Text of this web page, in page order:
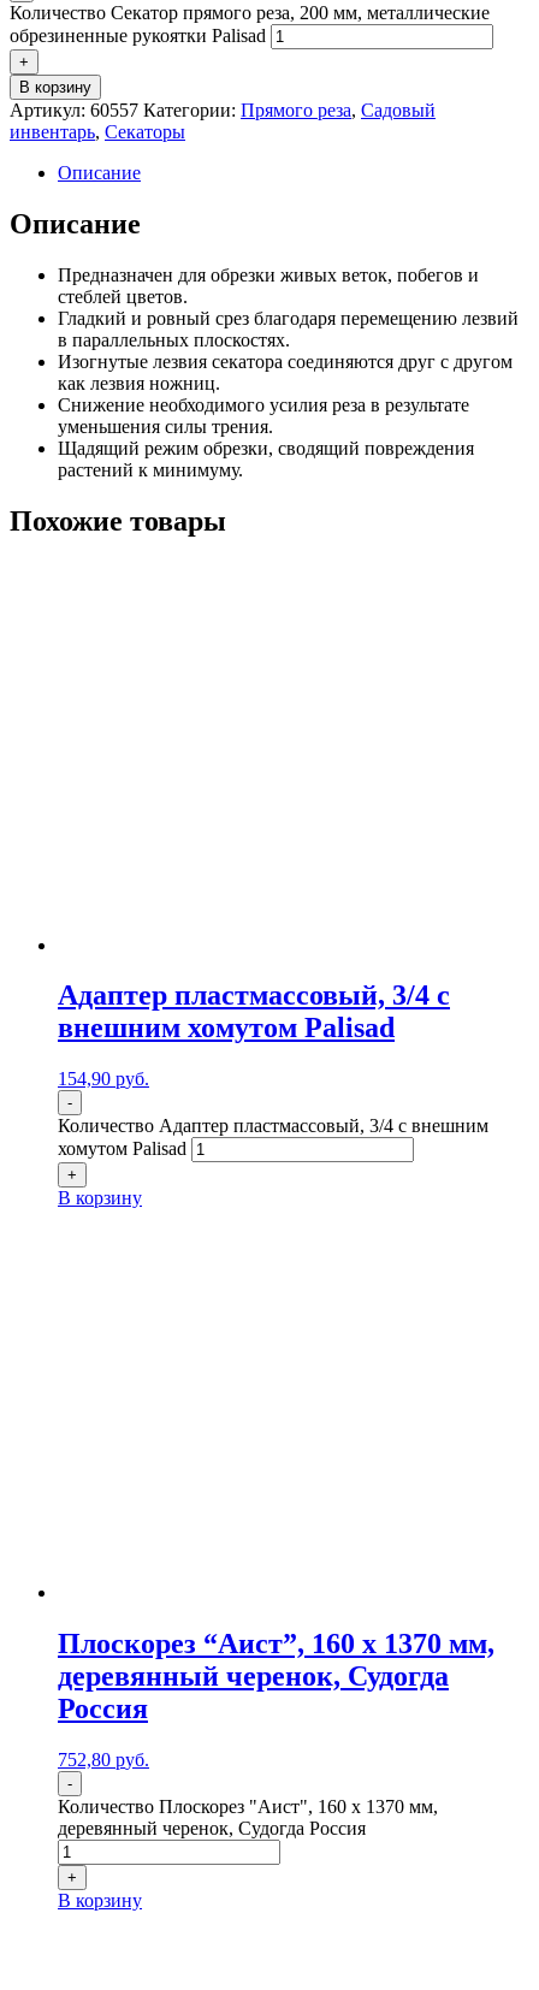
Количество Секатор прямого реза, 200 мм, металлические
обрезиненные рукоятки Palisad
+
В корзину
Артикул: 60557 Категории: Прямого реза, Садовый
инвентарь, Секаторы
Описание
Описание
Предназначен для обрезки живых веток, побегов и
стеблей цветов.
Гладкий и ровный срез благодаря перемещению лезвий
в параллельных плоскостях.
Изогнутые лезвия секатора соединяются друг с другом
как лезвия ножниц.
Снижение необходимого усилия реза в результате
уменьшения силы трения.
Щадящий режим обрезки, сводящий повреждения
растений к минимуму.
Похожие товары
Адаптер пластмассовый, 3/4 с
внешним хомутом Palisad
154,90 руб.
-
Количество Адаптер пластмассовый, 3/4 с внешним
хомутом Palisad
+
В корзину
Плоскорез “Аист”, 160 x 1370 мм,
деревянный черенок, Судогда
Россия
752,80 руб.
-
Количество Плоскорез "Аист", 160 x 1370 мм,
деревянный черенок, Судогда Россия
+
В корзину